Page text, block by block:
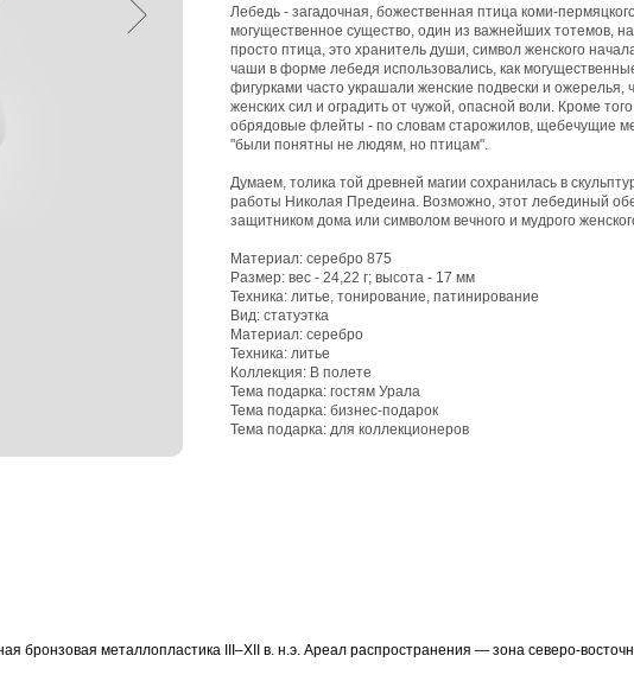
Лебедь - загадочная, божественная птица коми-
могущественное существо, один из важнейших тотемов,
просто птица, это хранитель души, символ женского
чаши в форме лебедя использовались, как
фигурками часто украшали женские подвески и ожерелья,
женских сил и оградить от чужой, опасной воли. Кроме
обрядовые флейты - по словам старожилов, щебечущие
"были понятны не людям, но птицам".
Думаем, толика той древней магии сохранилась в
работы Николая Предеина. Возможно, этот лебединый
защитником дома или символом вечного и мудрого
Материал: серебро 875
Размер: вес - 24,22 г; высота - 17 мм
Техника: литье, тонирование, патинирование
Вид: статуэтка
Материал: серебро
Техника: литье
Коллекция: В полете
Тема подарка: гостям Урала
Тема подарка: бизнес-подарок
Тема подарка: для коллекционеров
бронзовая металлопластика III–XII в. н.э. Ареал распространения — зона северо-